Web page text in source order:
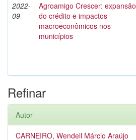
2022-
09
Agroamigo Crescer: expansão
do crédito e impactos
macroeconômicos nos
municípios
Refinar
Autor
CARNEIRO, Wendell Márcio Araújo